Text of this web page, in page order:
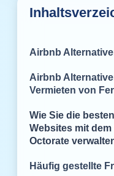
Airbnb
Airbnb
Vermieten von
Wie Sie die
Websites mit
Octorate
Häufig gestellte